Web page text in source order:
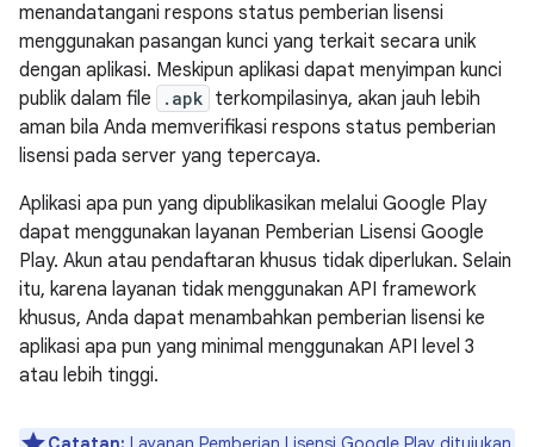
menandatangani respons status pemberian lisensi
menggunakan pasangan kunci yang terkait secara unik
dengan aplikasi. Meskipun aplikasi dapat menyimpan kunci
publik dalam file
.apk terkompilasinya, akan jauh lebih
aman bila Anda memverifikasi respons status pemberian
lisensi pada server yang tepercaya.
Aplikasi apa pun yang dipublikasikan melalui Google Play
dapat menggunakan layanan Pemberian Lisensi Google
Play. Akun atau pendaftaran khusus tidak diperlukan. Selain
itu, karena layanan tidak menggunakan API framework
khusus, Anda dapat menambahkan pemberian lisensi ke
aplikasi apa pun yang minimal menggunakan API level 3
atau lebih tinggi.